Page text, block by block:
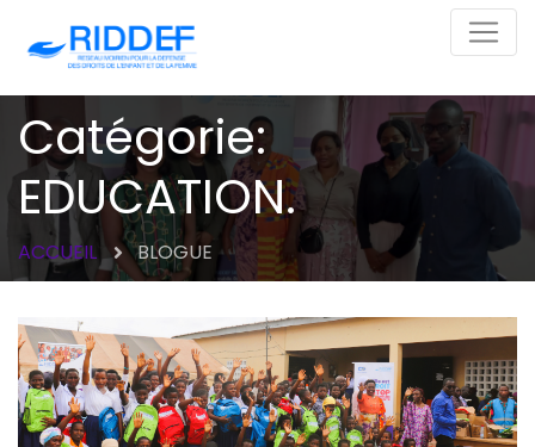
Catégorie:
EDUCATION.
ACCUEIL BLOGUE